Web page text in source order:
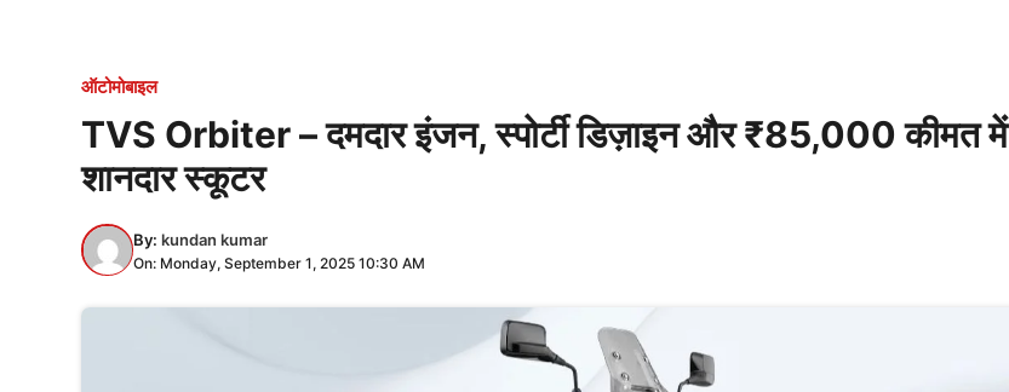
ऑटोमोबाइल
TVS Orbiter – दमदार इंजन, स्पोर्टी डिज़ाइन और ₹85,000 कीमत में
शानदार स्कूटर
By: kundan kumar
On: Monday, September 1, 2025 10:30 AM